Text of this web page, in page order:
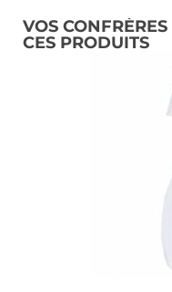
VOS
CES PRODUITS